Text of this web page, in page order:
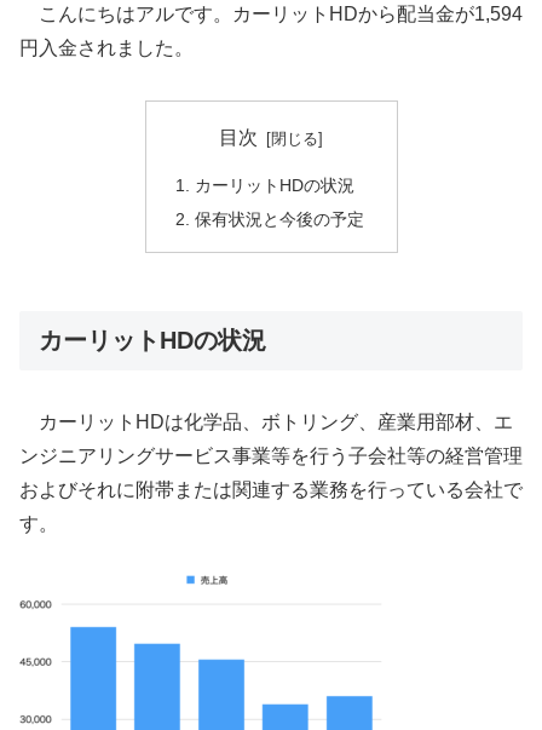
こんにちはアルです。カーリットHDから配当金が1,594
円入金されました。
目次
カーリットHDの状況
保有状況と今後の予定
カーリットHDの状況
カーリットHDは化学品、ボトリング、産業用部材、エ
ンジニアリングサービス事業等を行う子会社等の経営管理
およびそれに附帯または関連する業務を行っている会社で
す。